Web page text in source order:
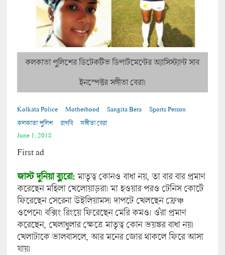
কলকাতা পুলিশের ডিটেকটিভ ডিপার্টমেন্টের অ্যাসিস্ট্যান্ট সাব
ইনস্পেক্টর সঙ্গীতা বেরা।
Kolkata Police Motherhood Sangita Bera
Sports Person
কলকাতা পুলিশ
রাগবি
সঙ্গীতা বেরা
June 1, 2018
First ad
জাস্ট দুনিয়া ব্যুরো: মাতৃত্ব কোনও বাধা নয়, তা বার বার প্রমাণ
করেছেন মহিলা খেলোয়াড়রা। মা হওয়ার পরও টেনিস কোর্টে
ফিরেছেন সেরেনা উইলিয়ামস। দাপটে খেলছেন ফ্রেঞ্চ
ওপেনে। বক্সিং রিংয়ে ফিরেছেন মেরি কমও। ওঁরা প্রমাণ
করেছেন, খেলাধুলার ক্ষেত্রে মাতৃত্ব কোন ভয়ঙ্কর বাধা নয়।
খেলাটাকে ভালবাসলে, আর মনের জোর থাকলে ফিরে আসা
যায়।